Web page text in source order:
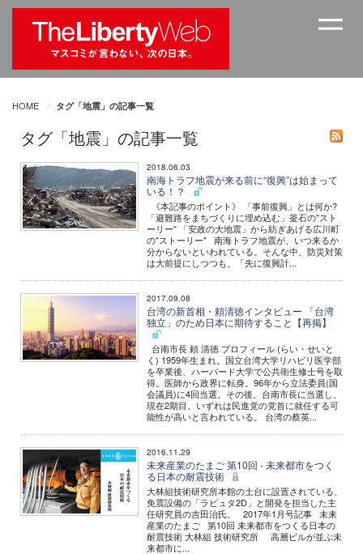
HOME タグ「地震」の記事一覧
タグ「地震」の記事一覧
2018.06.03
南海トラフ地震が来る前に“復興”は始まって
いる！？
《本記事のポイント》 「事前復興」とは何か?
「避難路をまちづくりに埋め込む」釜石の"スト
ーリー" 「安政の大地震」から紡ぎあげる広川町
の"ストーリー" 南海トラフ地震が、いつ来るか
分からないといわれている。そんな中、防災対策
は大前提にしつつも、「先に復興計...
2017.09.08
台湾の新首相・頼清徳インタビュー 「台湾
独立」のため日本に期待すること【再掲】
台南市長 頼 清徳 プロフィール (らい・せいと
く) 1959年生まれ。国立台湾大学リハビリ医学部
を卒業後、ハーバード大学で公共衛生修士号を取
得。医師から政界に転身。96年から立法委員(国
会議員)に4回当選。その後、台南市長に当選し、
現在2期目。いずれは民進党の党首に就任する可
能性が高いと言われている。 台湾の蔡英...
2016.11.29
未来産業のたまご 第10回 - 未来都市をつく
る日本の耐震技術
大林組技術研究所本館の土台に設置されている、
免震設備の「ラピュタ2D」と開発を担当した主
任研究員の吉田治氏。 2017年1月号記事 未来
産業のたまご 第10回 未来都市をつくる日本の
耐震技術 大林組 技術研究所 高層ビルが並ぶ未
来都市に...